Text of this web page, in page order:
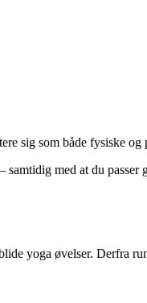
sig som både fysiske og
med at du passer
yoga øvelser. Derfra